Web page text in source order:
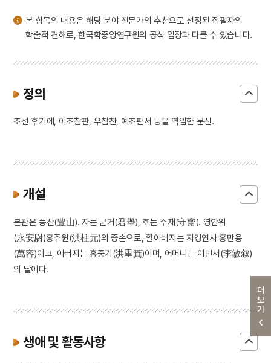
더보기
본 항목의 내용은 해당 분야 전문가의 추천으로 선정된 집필자의
학술적 견해로, 한국학중앙연구원의 공식 입장과 다를 수 있습니다.
정의
조선 후기에, 이조참판, 우참찬, 예조판서 등을 역임한 문신.
개설
본관은 풍산(豊山). 자는 군거(君擧), 호는 수재(守齋). 영안위
(永安尉)홍주원(洪柱元)의 증손으로, 할아버지는 지경연사 홍만용
(萬容)이고, 아버지는 홍중기(洪重箕)이며, 어머니는 이민서(李敏叙)
의 딸이다.
생애 및 활동사항